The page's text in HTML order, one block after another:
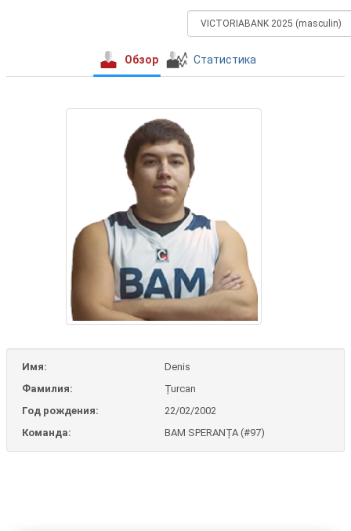
Обзор Статистика
Имя:
Denis
Фамилия:
Țurcan
Год рождения:
22/02/2002
Команда:
BAM SPERANȚA (#97)